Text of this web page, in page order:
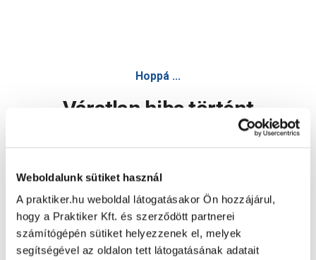
Weboldalunk sütiket használ
A praktiker.hu weboldal látogatásakor Ön hozzájárul,
hogy a Praktiker Kft. és szerződött partnerei
számítógépén sütiket helyezzenek el, melyek
segítségével az oldalon tett látogatásának adatait
Hoppá ...
Váratlan hiba történt
Oldal újratöltése